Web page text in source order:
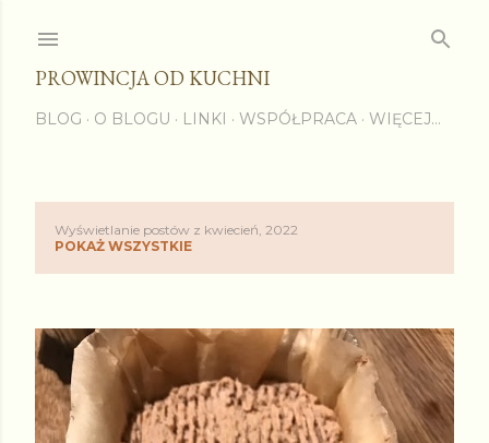
PROWINCJA OD KUCHNI
BLOG O BLOGU LINKI WSPÓŁPRACA WIĘCEJ…
s
t
y
Wyświetlanie postów z kwiecień, 2022
POKAŻ WSZYSTKIE